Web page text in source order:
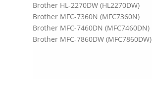
Brother HL-2270DW (HL2270DW)
Brother MFC-7360N (MFC7360N)
Brother MFC-7460DN (MFC7460DN)
Brother MFC-7860DW (MFC7860DW)